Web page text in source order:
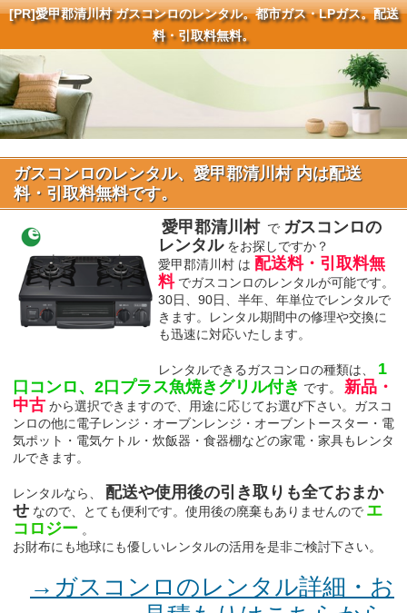
[PR]愛甲郡清川村 ガスコンロのレンタル。都市ガス・LPガス。配送
料・引取料無料。
ガスコンロのレンタル、愛甲郡清川村 内は配送
料・引取料無料です。
愛甲郡清川村 で ガスコンロの
レンタル をお探しですか？
愛甲郡清川村 は 配送料・引取料無
料 でガスコンロのレンタルが可能です。
30日、90日、半年、年単位でレンタルで
きます。レンタル期間中の修理や交換に
も迅速に対応いたします。
レンタルできるガスコンロの種類は、
1
口コンロ、2口プラス魚焼きグリル付き です。
新品・
中古 から選択できますので、用途に応じてお選び下さい。ガスコ
ンロの他に電子レンジ・オーブンレンジ・オーブントースター・電
気ポット・電気ケトル・炊飯器・食器棚などの家電・家具もレンタ
ルできます。
レンタルなら、
配送や使用後の引き取りも全ておまか
せ なので、とても便利です。使用後の廃棄もありませんので エ
コロジー 。
お財布にも地球にも優しいレンタルの活用を是非ご検討下さい。
→ガスコンロのレンタル詳細・お